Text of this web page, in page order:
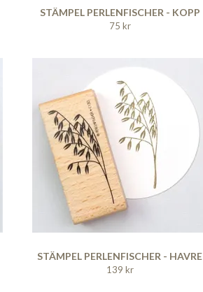
STÄMPEL PERLENFISCHER - KOPP
75 kr
STÄMPEL PERLENFISCHER - HAVRE
139 kr